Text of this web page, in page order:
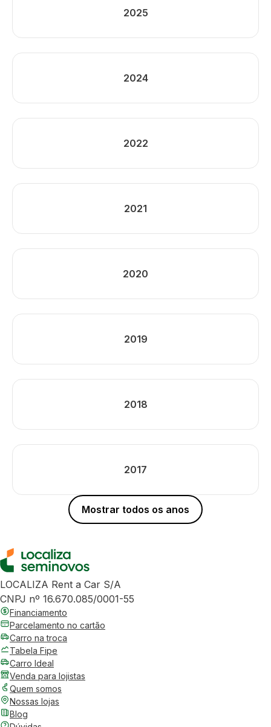
2025
2024
2022
2021
2020
2019
2018
2017
Mostrar todos os anos
LOCALIZA Rent a Car S/A
CNPJ nº 16.670.085/0001-55
Financiamento
Parcelamento no cartão
Carro na troca
Tabela Fipe
Carro Ideal
Venda para lojistas
Quem somos
Nossas lojas
Blog